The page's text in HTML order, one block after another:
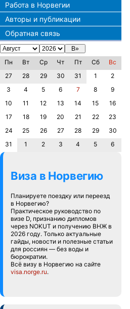
Работа в Норвегии
Авторы и публикации
Обратная связь
Пн Вт Ср Чт Пт Сб
Вс
27
28 29 30 31 1
2
3
4 5 6 7 8
9
10
11 12 13 14 15
16
17
18 19 20 21 22
23
24
25 26 27 28 29
30
31
1 2 3 4 5 6
Виза в Норвегию
Планируете поездку или переезд
в Норвегию?
Практическое руководство по
визе D, признанию дипломов
через NOKUT и получению ВНЖ в
2026 году. Только актуальные
гайды, новости и полезные статьи
для россиян — без воды и
бюрократии.
Всё визу в Норвегию на сайте
visa.norge.ru.